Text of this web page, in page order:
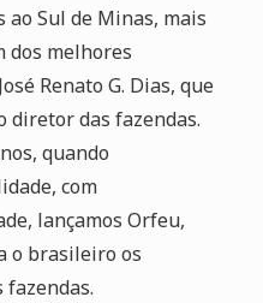
Sul de Minas, mais
dos melhores
Renato G. Dias, que
diretor das fazendas.
quando
com
lançamos Orfeu,
o brasileiro os
fazendas.